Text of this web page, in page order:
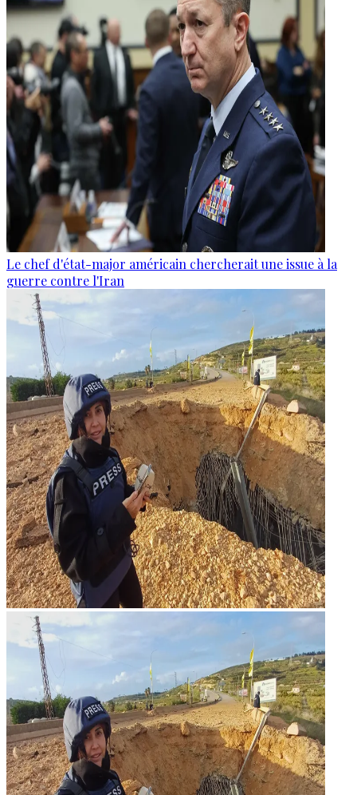
Le chef d'état-major américain chercherait une issue à la
guerre contre l'Iran